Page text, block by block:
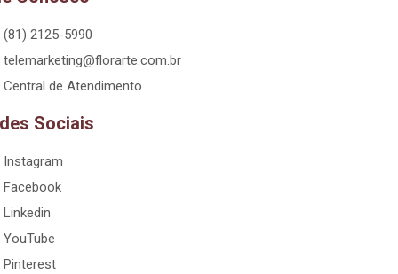
(81) 2125-5990
telemarketing@florarte.com.br
Central de Atendimento
Sociais
Instagram
Facebook
Linkedin
YouTube
Pinterest